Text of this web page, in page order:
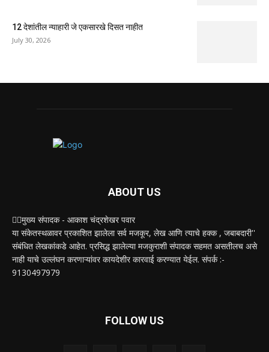
12 देशांतील न्याहारी जे एकसारखे दिसत नाहीत
July 30, 2026
ABOUT US
✍🏻मुख्य संपादक - आकाश चंद्रशेखर पवार
या संकेतस्थळावर प्रकाशित झालेला सर्व मजकूर, लेख आणि त्याचे हक्क , जबाबदारी''
संबंधित लेखकांकडे आहेत. प्रसिद्ध झालेल्या मजकुराशी संपादक सहमत असतीलच असे
नाही याचे उल्लंघन करणाऱ्यांवर कायदेशीर कारवाई करण्यात येईल. संपर्क :-
9130497979
FOLLOW US